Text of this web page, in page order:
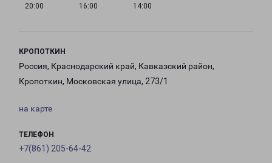
20:00
16:00
14:00
КРОПОТКИН
Россия, Краснодарский край, Кавказский район,
Кропоткин, Московская улица, 273/1
на карте
ТЕЛЕФОН
+7(861) 205-64-42